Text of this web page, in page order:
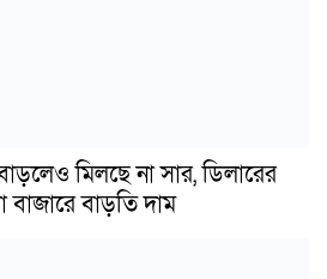
মিলছে না সার, ডিলারের
বাড়তি দাম